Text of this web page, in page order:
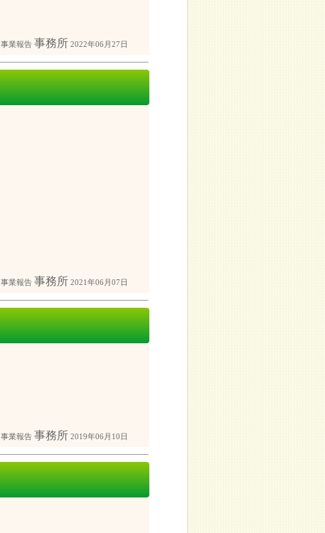
事業報告 事務所 2022年06月27日
事業報告 事務所 2021年06月07日
事業報告 事務所 2019年06月10日